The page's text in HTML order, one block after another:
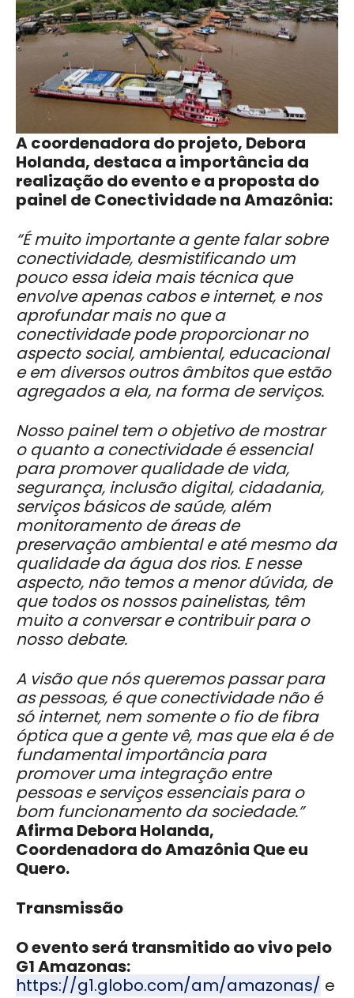
A coordenadora do projeto, Debora
Holanda, destaca a importância da
realização do evento e a proposta do
painel de Conectividade na Amazônia:
“É muito importante a gente falar sobre
conectividade, desmistificando um
pouco essa ideia mais técnica que
envolve apenas cabos e internet, e nos
aprofundar mais no que a
conectividade pode proporcionar no
aspecto social, ambiental, educacional
e em diversos outros âmbitos que estão
agregados a ela, na forma de serviços.
Nosso painel tem o objetivo de mostrar
o quanto a conectividade é essencial
para promover qualidade de vida,
segurança, inclusão digital, cidadania,
serviços básicos de saúde, além
monitoramento de áreas de
preservação ambiental e até mesmo da
qualidade da água dos rios. E nesse
aspecto, não temos a menor dúvida, de
que todos os nossos painelistas, têm
muito a conversar e contribuir para o
nosso debate.
A visão que nós queremos passar para
as pessoas, é que conectividade não é
só internet, nem somente o fio de fibra
óptica que a gente vê, mas que ela é de
fundamental importância para
promover uma integração entre
pessoas e serviços essenciais para o
bom funcionamento da sociedade.”
Afirma Debora Holanda,
Coordenadora do Amazônia Que eu
Quero.
Transmissão
O evento será transmitido ao vivo pelo
G1 Amazonas:
https://g1.globo.com/am/amazonas/ e